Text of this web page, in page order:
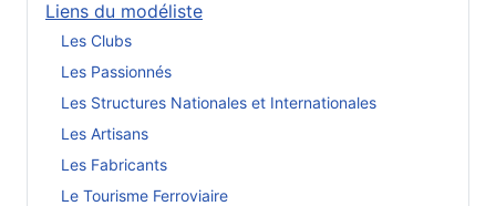
Liens du modéliste
Les Clubs
Les Passionnés
Les Structures Nationales et Internationales
Les Artisans
Les Fabricants
Le Tourisme Ferroviaire